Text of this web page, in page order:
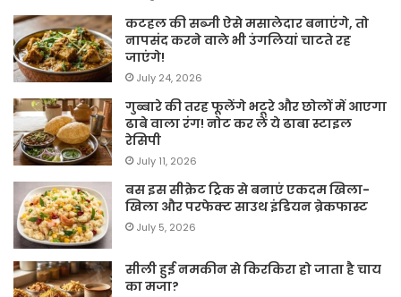
कटहल की सब्जी ऐसे मसालेदार बनाएंगे, तो
नापसंद करने वाले भी उंगलियां चाटते रह
जाएंगे!
July 24, 2026
गुब्बारे की तरह फूलेंगे भटूरे और छोलों में आएगा
ढाबे वाला रंग! नोट कर लें ये ढाबा स्टाइल
रेसिपी
July 11, 2026
बस इस सीक्रेट ट्रिक से बनाएं एकदम खिला-
खिला और परफेक्ट साउथ इंडियन ब्रेकफास्ट
July 5, 2026
सीली हुई नमकीन से किरकिरा हो जाता है चाय
का मजा?